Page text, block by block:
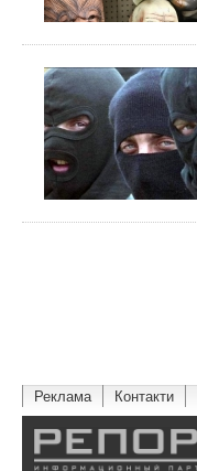
Реклама Контакти